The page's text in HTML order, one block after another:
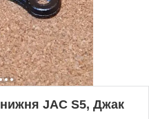
JAC S5, Джак